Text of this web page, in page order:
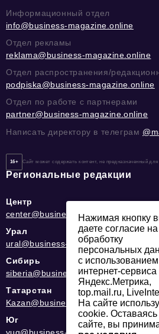
Информационный отдел
info@business-magazine.online
Отдел рекламы
reklama@business-magazine.online
Отдел распространения/
podpiska@business-magazine.online
Отдел по работе с партнерами
partner@business-magazine.online
Написать директору в телеграм
16+ Сайт может содержать контент, не предназначенный
Региональные редакции
Центр
center@business-magazine.online
Урал
ural@business-magazine.online
Сибирь
siberia@business-magazine.online
Татарстан
Kazan@business-magazine.online
Юг
yug@business-magazine.online
Нажимая кнопку
даете согласие на
обработку
персональных
с использованием
интернет-сервиса
Яндекс.Метрика,
top.mail.ru,
На сайте
cookie. Оставаясь
сайте, вы